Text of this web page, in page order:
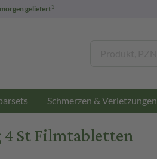
morgen geliefert3
Schmerzen & Verletzungen
4 St Filmtabletten